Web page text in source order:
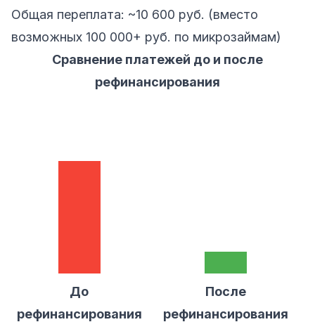
Общая переплата: ~10 600 руб. (вместо
возможных 100 000+ руб. по микрозаймам)
Сравнение платежей до и после
рефинансирования
До
рефинансирования
После
рефинансирования